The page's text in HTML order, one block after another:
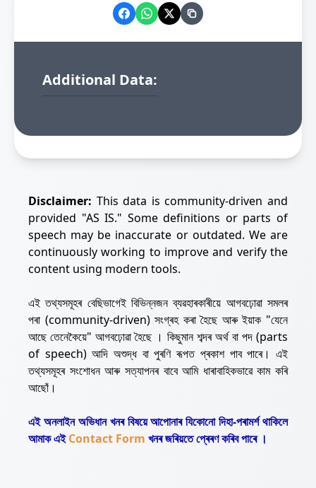
Additional Data:
Disclaimer: This data is community-driven and
provided "AS IS." Some definitions or parts of
speech may be inaccurate or outdated. We are
continuously working to improve and verify the
content using modern tools.
এই তথ্যসমূহৰ বেছিভাগেই বিভিন্নজন ব্যৱহাৰকাৰীয়ে আগবঢ়োৱা সমলৰ
পৰা (community-driven) সংগ্ৰহ কৰা হৈছে আৰু ইয়াক "যেনে
আছে তেনেকৈয়ে" আগবঢ়োৱা হৈছে । কিছুমান শব্দৰ অৰ্থ বা পদ (parts
of speech) আদি অশুদ্ধ বা পুৰণি ৰূপত প্ৰকাশ পাব পাৰে। এই
তথ্যসমূহৰ সংশোধন আৰু সত্যাপনৰ বাবে আমি ধাৰাবাহিকভাৱে কাম কৰি
আছোঁ।
এই অনলাইন অভিধান খনৰ বিষয়ে আপোনাৰ যিকোনো দিহা-পৰামৰ্শ থাকিলে
আমাক এইContact Form খনৰ জৰিয়তে প্ৰেৰণ কৰিব পাৰে ।